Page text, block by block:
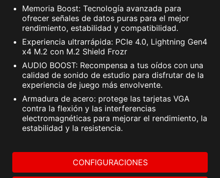
software de arranque, incluidos los
controladores de firmware UEFI,
las aplicaciones EFI y el sistema
operativo. El PC arranca mientras
las firmas son válidas.
BAR REDIMENSIONABLE
BAR redimensionable (Re-Size BAR) es una
función avanzada de PCI Express que permite a
la CPU acceder a toda la memoria de vídeo de
la GPU a la vez y mejorar el rendimiento.
Memoria Boost: Tecnología avanzada para
ofrecer señales de datos puras para el mejor
rendimiento, estabilidad y compatibilidad.
Experiencia ultrarrápida: PCIe 4.0, Lightning Gen4
x4 M.2 con M.2 Shield Frozr
AUDIO BOOST: Recompensa a tus oídos con una
calidad de sonido de estudio para disfrutar de la
experiencia de juego más envolvente.
Armadura de acero: protege las tarjetas VGA
contra la flexión y las interferencias
electromagnéticas para mejorar el rendimiento, la
estabilidad y la resistencia.
CONFIGURACIONES